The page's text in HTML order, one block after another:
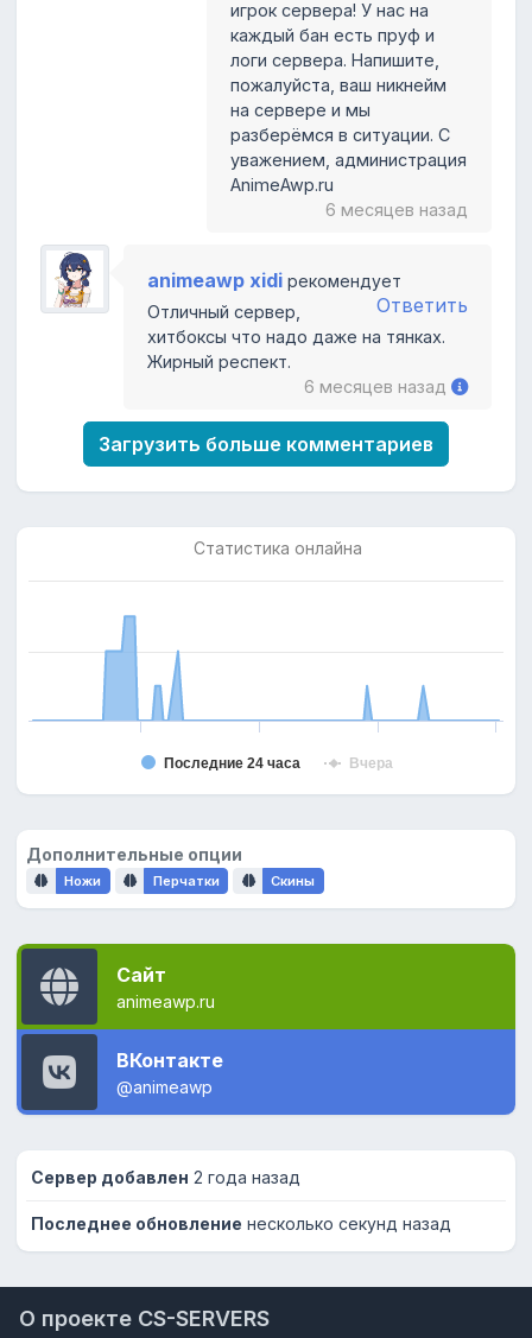
игрок сервера! У нас на
каждый бан есть пруф и
логи сервера. Напишите,
пожалуйста, ваш никнейм
на сервере и мы
разберёмся в ситуации. С
уважением, администрация
AnimeAwp.ru
6 месяцев назад
animeawp xidi рекомендует
Ответить
Отличный сервер,
хитбоксы что надо даже на тянках.
Жирный респект.
6 месяцев назад
Загрузить больше комментариев
Последние 24 часа Вчера
Статистика онлайна
Дополнительные опции
Ножи Перчатки Скины
Сайт
animeawp.ru
ВКонтакте
@animeawp
Сервер добавлен 2 года назад
Последнее обновление несколько секунд назад
О проекте CS-SERVERS